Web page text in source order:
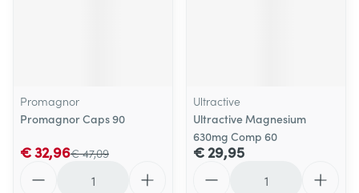
Promagnor
Promagnor Caps 90
€ 47,09
€ 32,96
Ultractive
Ultractive Magnesium
630mg Comp 60
€ 29,95